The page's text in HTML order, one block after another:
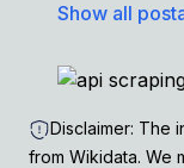
Show all
Disclaimer: The
from Wikidata. We